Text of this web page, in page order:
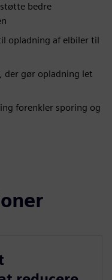
bedre
opladning af elbiler til
der gør opladning let
forenkler sporing og